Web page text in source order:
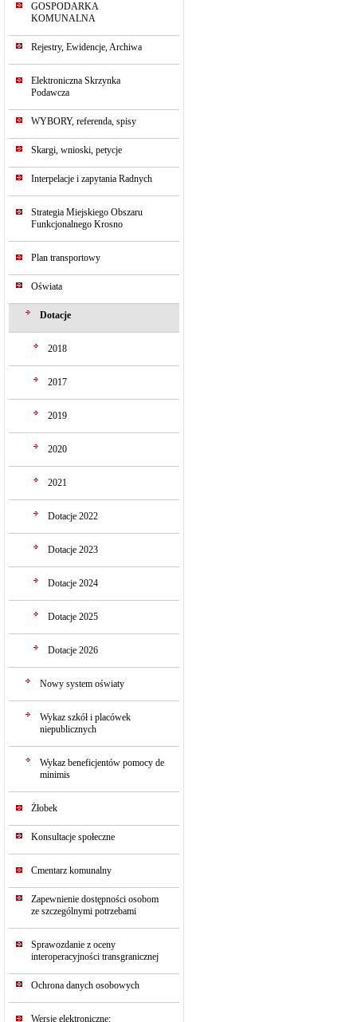
GOSPODARKA
KOMUNALNA
Rejestry, Ewidencje, Archiwa
Elektroniczna Skrzynka
Podawcza
WYBORY, referenda, spisy
Skargi, wnioski, petycje
Interpelacje i zapytania Radnych
Strategia Miejskiego Obszaru
Funkcjonalnego Krosno
Plan transportowy
Oświata
Dotacje
2018
2017
2019
2020
2021
Dotacje 2022
Dotacje 2023
Dotacje 2024
Dotacje 2025
Dotacje 2026
Nowy system oświaty
Wykaz szkół i placówek
niepublicznych
Wykaz beneficjentów pomocy de
minimis
Żłobek
Konsultacje społeczne
Cmentarz komunalny
Zapewnienie dostępności osobom
ze szczególnymi potrzebami
Sprawozdanie z oceny
interoperacyjności transgranicznej
Ochrona danych osobowych
Wersje elektroniczne: